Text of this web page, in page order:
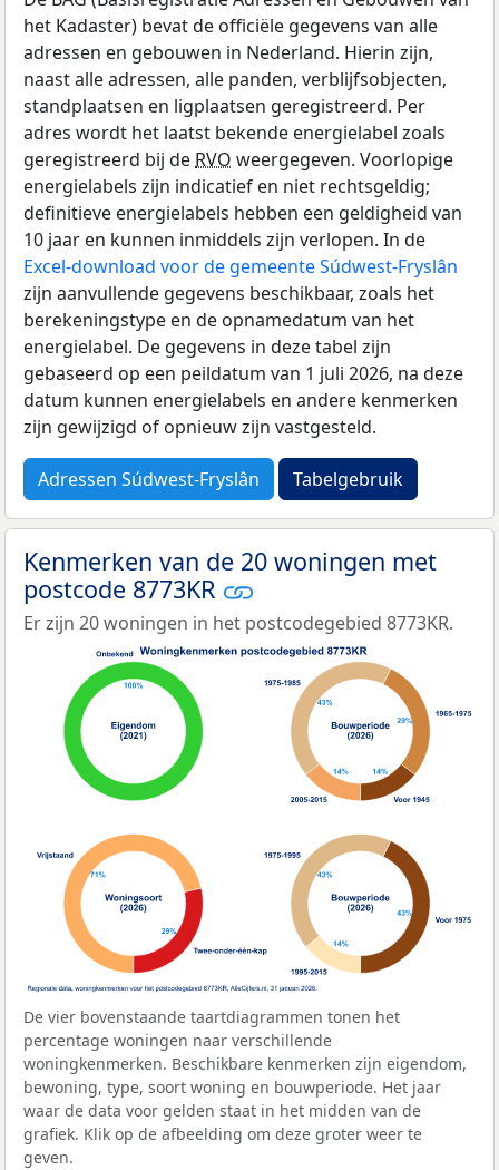
het Kadaster) bevat de officiële gegevens van alle
adressen en gebouwen in Nederland. Hierin zijn,
naast alle adressen, alle panden, verblijfsobjecten,
standplaatsen en ligplaatsen geregistreerd. Per
adres wordt het laatst bekende energielabel zoals
geregistreerd bij de RVO weergegeven. Voorlopige
energielabels zijn indicatief en niet rechtsgeldig;
definitieve energielabels hebben een geldigheid van
10 jaar en kunnen inmiddels zijn verlopen. In de
Excel-download voor de gemeente Súdwest-Fryslân
zijn aanvullende gegevens beschikbaar, zoals het
berekeningstype en de opnamedatum van het
energielabel. De gegevens in deze tabel zijn
gebaseerd op een peildatum van 1 juli 2026, na deze
datum kunnen energielabels en andere kenmerken
zijn gewijzigd of opnieuw zijn vastgesteld.
Adressen Súdwest-Fryslân Tabelgebruik
Kenmerken van de 20 woningen met
postcode 8773KR
Er zijn 20 woningen in het postcodegebied 8773KR.
De vier bovenstaande taartdiagrammen tonen het
percentage woningen naar verschillende
woningkenmerken. Beschikbare kenmerken zijn eigendom,
bewoning, type, soort woning en bouwperiode. Het jaar
waar de data voor gelden staat in het midden van de
grafiek. Klik op de afbeelding om deze groter weer te
geven.